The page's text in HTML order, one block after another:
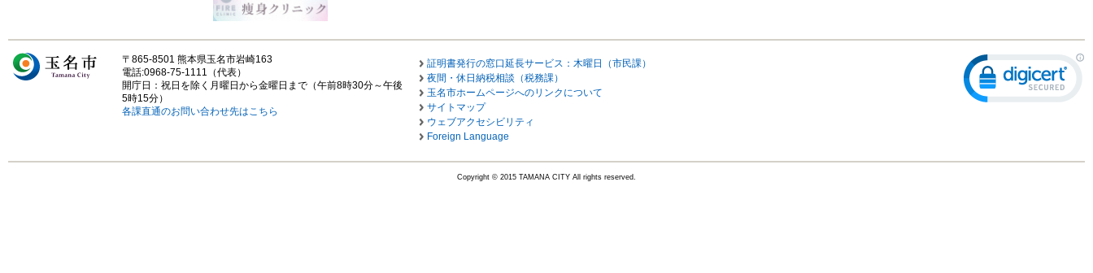
〒865-8501 熊本県玉名市岩崎163
電話:0968-75-1111（代表）
開庁日：祝日を除く月曜日から金曜日まで（午前8時30分～午後
5時15分）
各課直通のお問い合わせ先はこちら
証明書発行の窓口延長サービス：木曜日（市民課）
夜間・休日納税相談（税務課）
玉名市ホームページへのリンクについて
サイトマップ
ウェブアクセシビリティ
Foreign Language
Copyright © 2015 TAMANA CITY All rights reserved.